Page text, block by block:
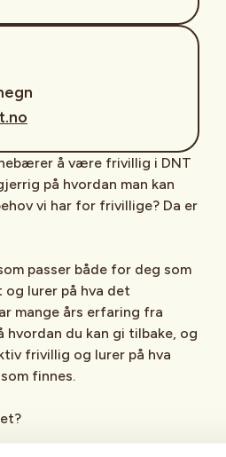
å være frivillig i DNT
på hvordan man kan
vi har for frivillige? Da er
passer både for deg som
lurer på hva det
mange års erfaring fra
du kan gi tilbake, og
frivillig og lurer på hva
finnes.